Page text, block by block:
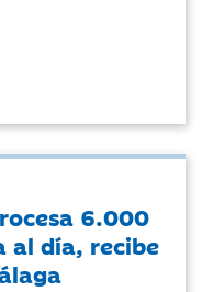
6.000
al día, recibe